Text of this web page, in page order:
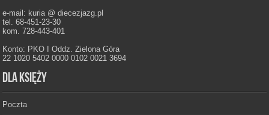
e-mail: kuria @ diecezjazg.pl
tel. 68-451-23-30
kom. 728-443-401
Konto: PKO I Oddz. Zielona Góra
22 1020 5402 0000 0102 0021 3694
Dla księży
Poczta